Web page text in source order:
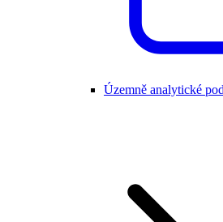
Územně analytické